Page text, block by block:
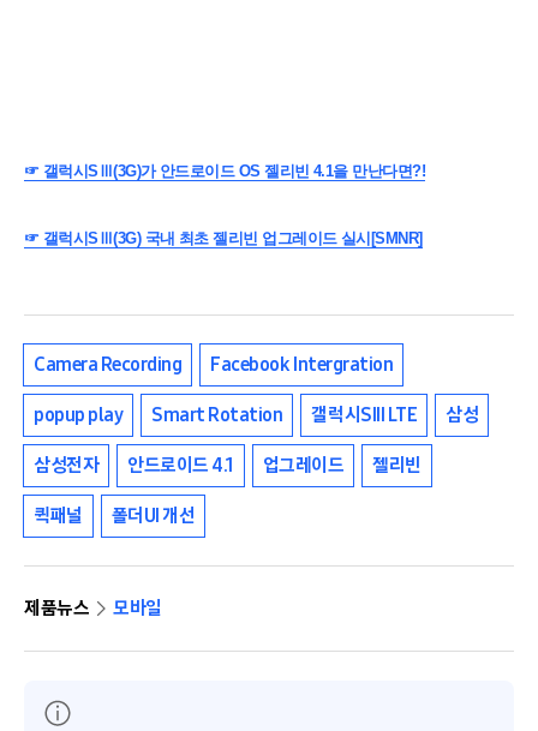
☞ 갤럭시SⅢ(3G)가 안드로이드 OS 젤리빈 4.1을 만난다면?!
☞ 갤럭시SⅢ(3G) 국내 최초 젤리빈 업그레이드 실시[SMNR]
Camera Recording Facebook Intergration
popup play Smart Rotation 갤럭시SIII LTE 삼성
삼성전자 안드로이드 4.1 업그레이드 젤리빈
퀵패널 폴더UI 개선
제품뉴스 모바일